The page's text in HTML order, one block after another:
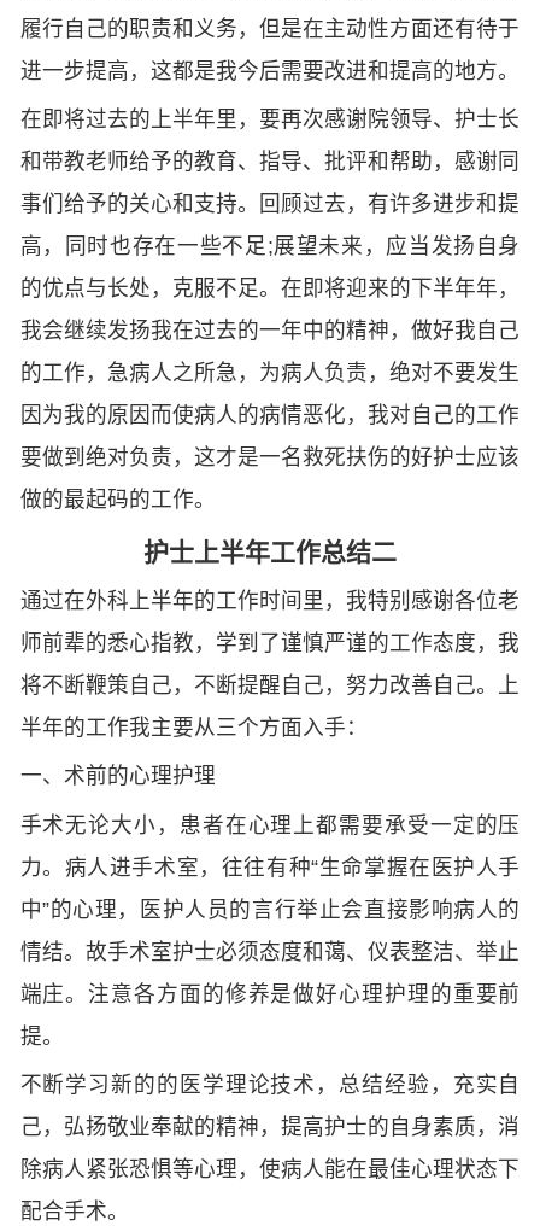
履行自己的职责和义务，但是在主动性方面还有待于
进一步提高，这都是我今后需要改进和提高的地方。
在即将过去的上半年里，要再次感谢院领导、护士长
和带教老师给予的教育、指导、批评和帮助，感谢同
事们给予的关心和支持。回顾过去，有许多进步和提
高，同时也存在一些不足;展望未来，应当发扬自身
的优点与长处，克服不足。在即将迎来的下半年年，
我会继续发扬我在过去的一年中的精神，做好我自己
的工作，急病人之所急，为病人负责，绝对不要发生
因为我的原因而使病人的病情恶化，我对自己的工作
要做到绝对负责，这才是一名救死扶伤的好护士应该
做的最起码的工作。
护士上半年工作总结二
通过在外科上半年的工作时间里，我特别感谢各位老
师前辈的悉心指教，学到了谨慎严谨的工作态度，我
将不断鞭策自己，不断提醒自己，努力改善自己。上
半年的工作我主要从三个方面入手：
一、术前的心理护理
手术无论大小，患者在心理上都需要承受一定的压
力。病人进手术室，往往有种“生命掌握在医护人手
中”的心理，医护人员的言行举止会直接影响病人的
情结。故手术室护士必须态度和蔼、仪表整洁、举止
端庄。注意各方面的修养是做好心理护理的重要前
提。
不断学习新的的医学理论技术，总结经验，充实自
己，弘扬敬业奉献的精神，提高护士的自身素质，消
除病人紧张恐惧等心理，使病人能在最佳心理状态下
配合手术。